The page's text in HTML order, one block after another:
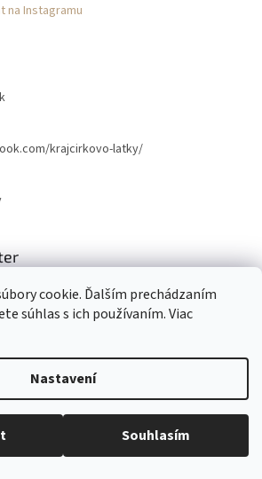
cookie. Ďalším prechádzaním
súhlas s ich používaním. Viac
Nastavení
Souhlasím
na Instagramu
krajcirkovo-latky/
budeme zasílat informace o nových
spodmínkami ochrany osobních údajů